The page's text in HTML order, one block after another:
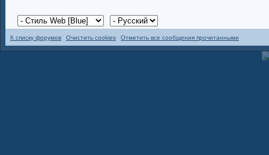
К списку форумов Очистить cookies Отметить все сообщения прочитанными